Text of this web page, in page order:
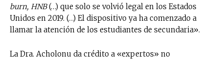
burn, HNB(…) que solo se volvió legal en los Estados
Unidos en 2019. (…) El dispositivo ya ha comenzado a
llamar la atención de los estudiantes de secundaria».
La Dra. Acholonu da crédito a «expertos» no